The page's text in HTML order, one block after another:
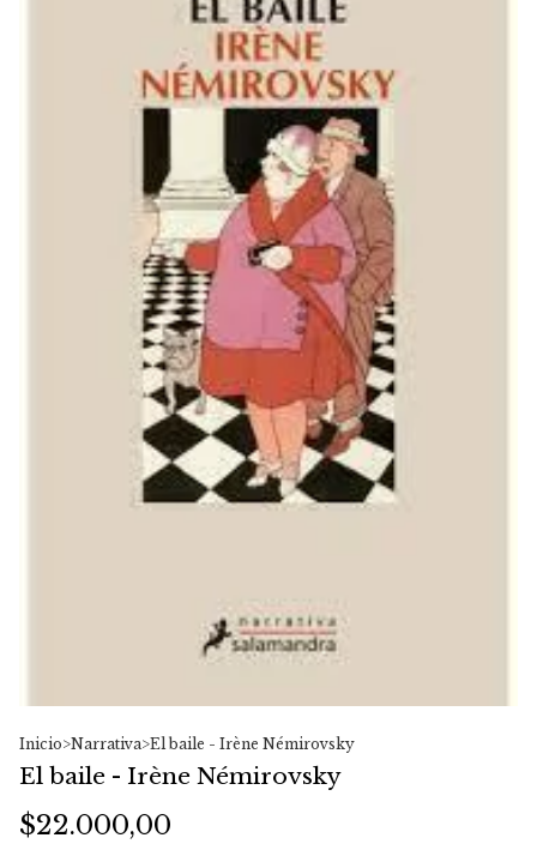
Inicio>Narrativa>El baile - Irène Némirovsky
El baile - Irène Némirovsky
$22.000,00